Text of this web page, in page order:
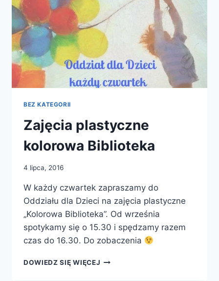
BEZ KATEGORII
Zajęcia plastyczne
kolorowa Biblioteka
4 lipca, 2016
W każdy czwartek zapraszamy do
Oddziału dla Dzieci na zajęcia plastyczne
„Kolorowa Biblioteka”. Od września
spotykamy się o 15.30 i spędzamy razem
czas do 16.30. Do zobaczenia
DOWIEDZ SIĘ WIĘCEJ ZAJĘCIA